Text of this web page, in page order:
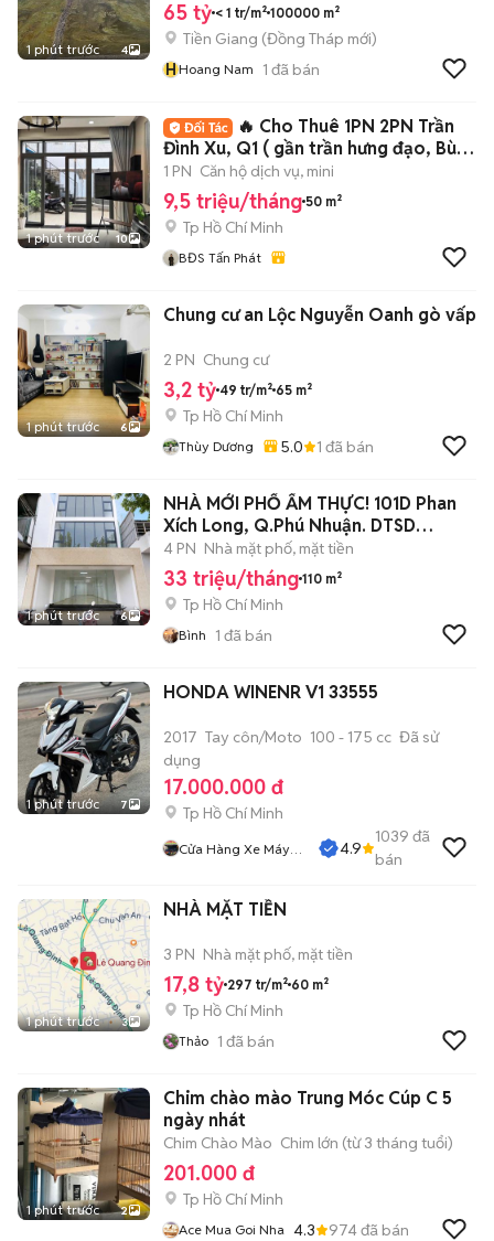
1 phút trước 4
65 tỷ < 1 tr/m² 100000 m²
Tiền Giang (Đồng Tháp mới)
HHoang Nam 1 đã bán
1 phút trước 10
🔥 Cho Thuê 1PN 2PN Trần
Đình Xu, Q1 ( gần trần hưng đạo, Bùi
viện)
1 PN Căn hộ dịch vụ, mini
9,5 triệu/tháng 50 m²
Tp Hồ Chí Minh
BĐS Tấn Phát
1 phút trước 6
Chung cư an Lộc Nguyễn Oanh gò vấp
2 PN Chung cư
3,2 tỷ 49 tr/m² 65 m²
Tp Hồ Chí Minh
Thùy Dương 5.0 1 đã bán
1 phút trước 6
NHÀ MỚI PHỐ ẨM THỰC! 101D Phan
Xích Long, Q.Phú Nhuận. DTSD
500m2
4 PN Nhà mặt phố, mặt tiền
33 triệu/tháng 110 m²
Tp Hồ Chí Minh
Bình 1 đã bán
1 phút trước 7
HONDA WINENR V1 33555
2017 Tay côn/Moto 100 - 175 cc Đã sử
dụng
17.000.000 đ
Tp Hồ Chí Minh
Cửa Hàng Xe Máy
4.9
1039 đã
bán
1 phút trước 3
NHÀ MẶT TIỀN
3 PN Nhà mặt phố, mặt tiền
17,8 tỷ 297 tr/m² 60 m²
Tp Hồ Chí Minh
Thảo 1 đã bán
1 phút trước 2
Chim chào mào Trung Móc Cúp C 5
ngày nhát
Chim Chào Mào Chim lớn (từ 3 tháng tuổi)
201.000 đ
Tp Hồ Chí Minh
Ace Mua Goi Nha 4.3 974đã bán